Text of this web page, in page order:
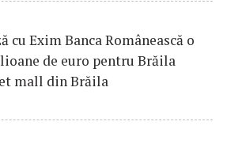
cu Exim Banca Românească o
de euro pentru Brăila
mall din Brăila